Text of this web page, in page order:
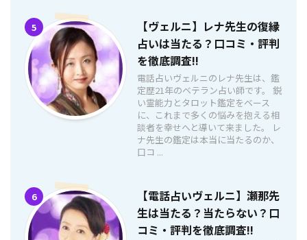
5
【ヴェルニ】レナ先生の復縁
占いは当たる？口コミ・評判
を徹底調査!!
電話占いヴェルニのレナ先生は、鑑
定歴21年のベテラン占い師です。 鋭
い霊能力とタロット鑑定をベース
に、これまで多くの悩みを抱える相
談者を幸せへと導いて来ました。 レ
ナ先生の鑑定は本当に当たるのか、
口コ ...
6
【電話占いヴェルニ】瀬那先
生は当たる？当たらない？口
コミ・評判を徹底調査!!